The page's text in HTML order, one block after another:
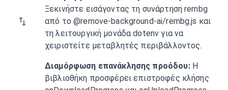
Ξεκινήστε εισάγοντας τη συνάρτηση rembg
από το @remove-background-ai/rembg.js και
τη λειτουργική μονάδα dotenv για να
χειριστείτε μεταβλητές περιβάλλοντος.
Διαμόρφωση επανάκλησης προόδου: Η
βιβλιοθήκη προσφέρει επιστροφές κλήσης